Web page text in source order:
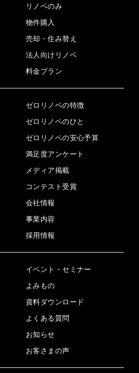
リノベのみ
物件購入
売却・住み替え
法人向けリノベ
料金プラン
ゼロリノベの特徴
ゼロリノベのひと
ゼロリノベの安心予算
満足度アンケート
メディア掲載
コンテスト受賞
会社情報
事業内容
採用情報
イベント・セミナー
よみもの
資料ダウンロード
よくある質問
お知らせ
お客さまの声